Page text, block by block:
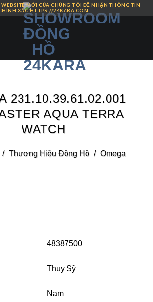
WEBSITE MỚI CỦA CHÚNG TÔI ĐỂ NHẬN THÔNG TIN
XÁC HTTPS://24KARA.COM
231.10.39.61.02.001
AQUA TERRA
WATCH
/ Thương Hiệu Đồng Hồ / Omega
48387500
Thụy Sỹ
Nam